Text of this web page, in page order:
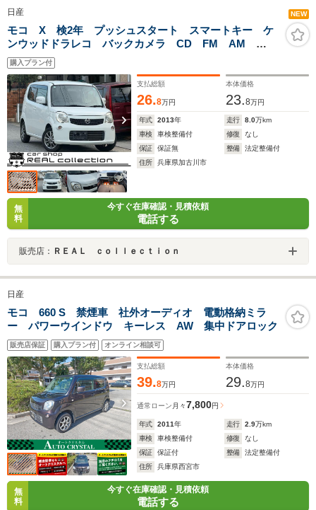
日産 NEW
モコ X 検2年 プッシュスタート スマートキー ケ
ンウッドドラレコ バックカメラ CD FM AM
USB オートエアコン 社外14インチアルミホイール
フラットシート
購入プラン付
支払総額
26.8万円
本体価格
23.8万円
年式 2013年 走行 8.0万km
車検
車検整備付 修復
なし
保証
保証無 整備
法定整備付
住所
兵庫県加古川市
無
料
今すぐ在庫確認・見積依頼
電話する
販売店： ＲＥＡＬ ｃｏｌｌｅｃｔｉｏｎ
日産
モコ 660 S 禁煙車 社外オーディオ 電動格納ミラ
ー パワーウインドウ キーレス AW 集中ドアロック
販売店保証 購入プラン付 オンライン相談可
支払総額
39.8万円
本体価格
29.8万円
通常ローン 月々7,800円
年式 2011年 走行 2.9万km
車検
車検整備付 修復
なし
保証
保証付 整備
法定整備付
住所
兵庫県西宮市
無
料
今すぐ在庫確認・見積依頼
電話する